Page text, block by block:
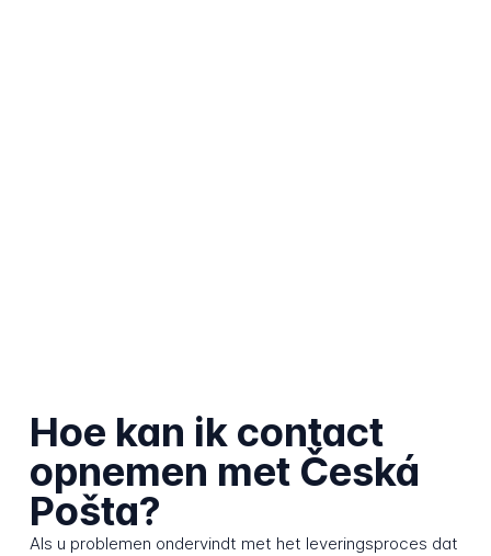
Hoe kan ik contact
opnemen met Česká
Pošta?
Als u problemen ondervindt met het leveringsproces dat